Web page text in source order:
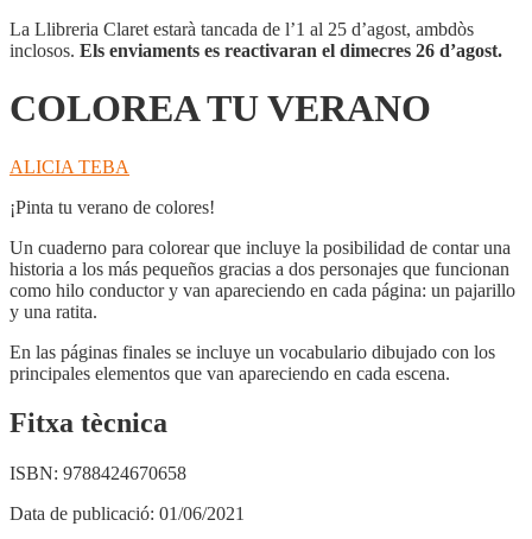
La Llibreria Claret estarà tancada de l’1 al 25 d’agost, ambdòs
inclosos. Els enviaments es reactivaran el dimecres 26 d’agost.
COLOREA TU VERANO
ALICIA TEBA
¡Pinta tu verano de colores!
Un cuaderno para colorear que incluye la posibilidad de contar una
historia a los más pequeños gracias a dos personajes que funcionan
como hilo conductor y van apareciendo en cada página: un pajarillo
y una ratita.
En las páginas finales se incluye un vocabulario dibujado con los
principales elementos que van apareciendo en cada escena.
Fitxa tècnica
ISBN: 9788424670658
Data de publicació: 01/06/2021